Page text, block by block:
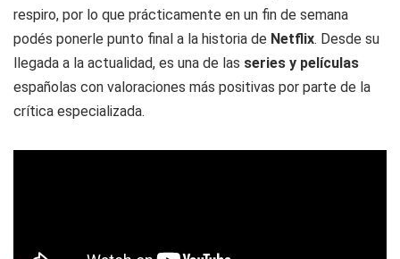
respiro, por lo que prácticamente en un fin de semana
podés ponerle punto final a la historia de Netflix. Desde su
llegada a la actualidad, es una de las series y películas
españolas con valoraciones más positivas por parte de la
crítica especializada.